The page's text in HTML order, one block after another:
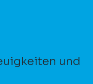
und